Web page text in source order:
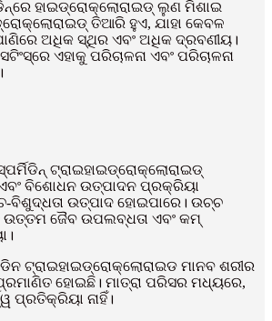
ହାଇଡ୍ରୋକ୍ଲୋରାଇଡ୍ ଲୁଣ ମିଶାଇ
ତିଆରି ହୁଏ, ଯାହା କେବଳ
ଅଧିକ ସ୍ଥିର ଏବଂ ଅଧିକ ଦ୍ରବଣୀୟ।
ଏହାକୁ ପରିଚାଳନା ଏବଂ ପରିଚାଳନା
ଟ୍ରାଇହାଇଡ୍ରୋକ୍ଲୋରାଇଡ୍
ବିଶୋଧନ ଉତ୍ପାଦନ ପ୍ରକ୍ରିୟା
ବିଶୁଦ୍ଧତା ଉତ୍ପାଦ ହୋଇପାରେ। ଉଚ୍ଚ
ଉତ୍ତମ ଜୈବ ଉପଲବ୍ଧତା ଏବଂ କମ୍
ଟ୍ରାଇହାଇଡ୍ରୋକ୍ଲୋରାଇଡ ମାନବ ଶରୀର
ହୋଇଛି। ମାତ୍ରା ପରିସର ମଧ୍ୟରେ,
ପ୍ରତିକ୍ରିୟା ନାହିଁ।